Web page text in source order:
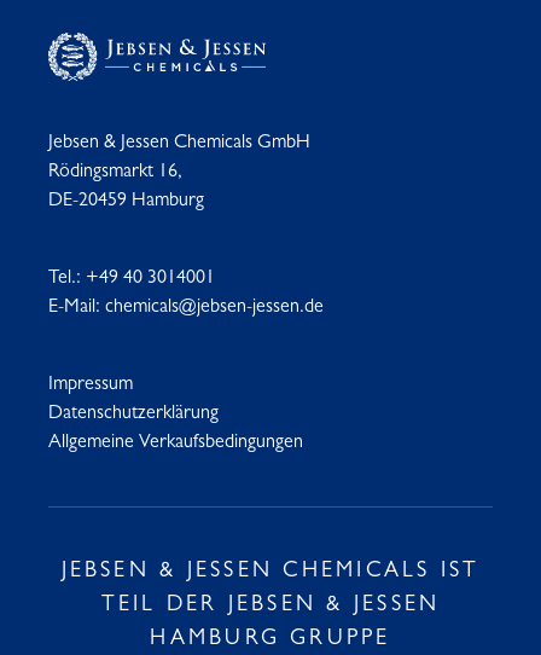
Jebsen & Jessen Chemicals GmbH
Rödingsmarkt 16,
DE-20459 Hamburg
Tel.: +49 40 3014001
E-Mail: chemicals@jebsen-jessen.de
Impressum
Datenschutzerklärung
Allgemeine Verkaufsbedingungen
JEBSEN & JESSEN CHEMICALS IST
TEIL DER JEBSEN & JESSEN
HAMBURG GRUPPE